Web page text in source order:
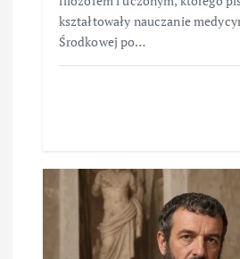
kształtowały nauczanie
Środkowej po…